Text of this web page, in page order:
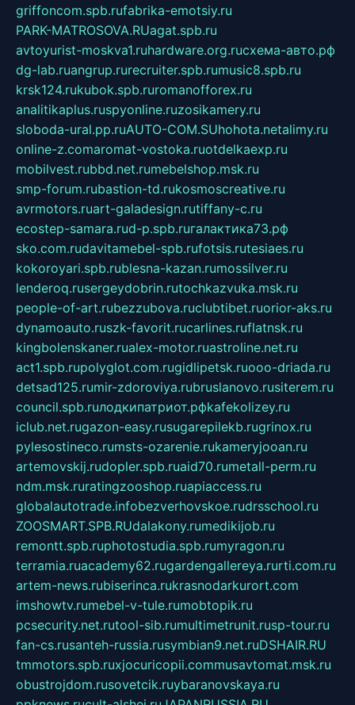
griffoncom.spb.rufabrika-emotsiy.ru
PARK-MATROSOVA.RUagat.spb.ru
avtoyurist-moskva1.ruhardware.org.ruсхема-авто.рф
dg-lab.ruangrup.rurecruiter.spb.rumusic8.spb.ru
krsk124.rukubok.spb.ruromanofforex.ru
analitikaplus.ruspyonline.ruzosikamery.ru
sloboda-ural.pp.ruAUTO-COM.SUhohota.netalimy.ru
online-z.comaromat-vostoka.ruotdelkaexp.ru
mobilvest.rubbd.net.rumebelshop.msk.ru
smp-forum.rubastion-td.rukosmoscreative.ru
avrmotors.ruart-galadesign.rutiffany-c.ru
ecostep-samara.rud-p.spb.ruгалактика73.рф
sko.com.rudavitamebel-spb.rufotsis.rutesiaes.ru
kokoroyari.spb.rublesna-kazan.rumossilver.ru
lenderoq.rusergeydobrin.rutochkazvuka.msk.ru
people-of-art.rubezzubova.ruclubtibet.ruorior-aks.ru
dynamoauto.ruszk-favorit.rucarlines.ruflatnsk.ru
kingbolenskaner.rualex-motor.ruastroline.net.ru
act1.spb.rupolyglot.com.rugidlipetsk.ruooo-driada.ru
detsad125.rumir-zdoroviya.rubruslanovo.rusiterem.ru
council.spb.ruлодкипатриот.рфkafekolizey.ru
iclub.net.rugazon-easy.rusugarepilekb.rugrinox.ru
pylesostineco.rumsts-ozarenie.rukameryjooan.ru
artemovskij.rudopler.spb.ruaid70.rumetall-perm.ru
ndm.msk.ruratingzooshop.ruapiaccess.ru
globalautotrade.infobezverhovskoe.rudrsschool.ru
ZOOSMART.SPB.RUdalakony.rumedikijob.ru
remontt.spb.ruphotostudia.spb.rumyragon.ru
terramia.ruacademy62.rugardengallereya.rurti.com.ru
artem-news.rubiserinca.rukrasnodarkurort.com
imshowtv.rumebel-v-tule.rumobtopik.ru
pcsecurity.net.rutool-sib.rumultimetrunit.rusp-tour.ru
fan-cs.rusanteh-russia.rusymbian9.net.ruDSHAIR.RU
tmmotors.spb.ruxjocuricopii.commusavtomat.msk.ru
obustrojdom.rusovetcik.ruybaranovskaya.ru